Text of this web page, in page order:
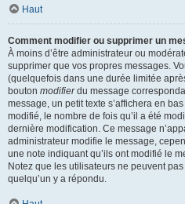
Haut
Comment modifier ou supprimer un
À moins d’être administrateur ou
supprimer que vos propres messages.
(quelquefois dans une durée limitée
bouton modifierdu message
message, un petit texte s’affichera en
modifié, le nombre de fois qu’il a été
dernière modification. Ce message
administrateur modifie le message,
une note indiquant qu’ils ont modifié le
Notez que les utilisateurs ne peuvent
quelqu’un y a répondu.